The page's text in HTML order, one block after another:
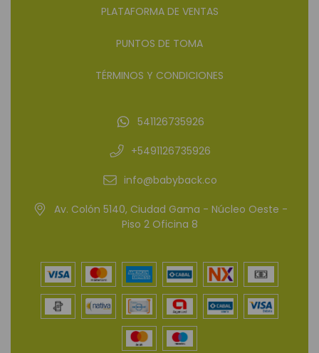
PLATAFORMA DE VENTAS
PUNTOS DE TOMA
TÉRMINOS Y CONDICIONES
541126735926
+5491126735926
info@babyback.co
Av. Colón 5140, Ciudad Gama - Núcleo Oeste -
Piso 2 Oficina 8